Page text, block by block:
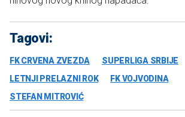
Tagovi:
FK CRVENA ZVEZDA
SUPERLIGA SRBIJE
LETNJI PRELAZNI ROK
FK VOJVODINA
STEFAN MITROVIĆ